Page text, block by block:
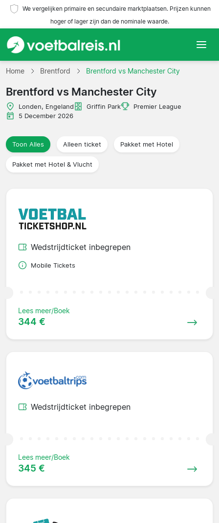
We vergelijken primaire en secundaire marktplaatsen. Prijzen kunnen
hoger of lager zijn dan de nominale waarde.
Home
Teams
Competities
Reisorganisaties
Home Brentford Brentford vs Manchester City
Brentford vs Manchester City
Londen, Engeland Griffin Park
Premier League
5 December 2026
Toon Alles Alleen ticket Pakket met Hotel
Pakket met Hotel & Vlucht
Wedstrijdticket inbegrepen
Mobile Tickets
Lees meer/Boek
344 €
Wedstrijdticket inbegrepen
Lees meer/Boek
345 €